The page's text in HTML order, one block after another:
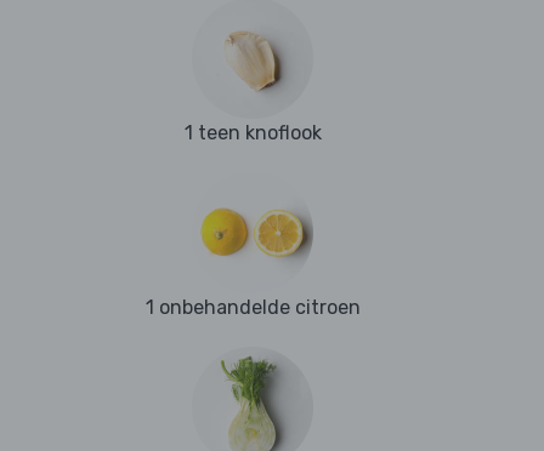
1 teen knoflook
1 onbehandelde citroen